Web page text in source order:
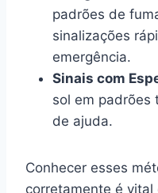
padrões de
sinalizações
emergência.
Sinais com
sol em padrões
de ajuda.
Conhecer esses
corretamente é